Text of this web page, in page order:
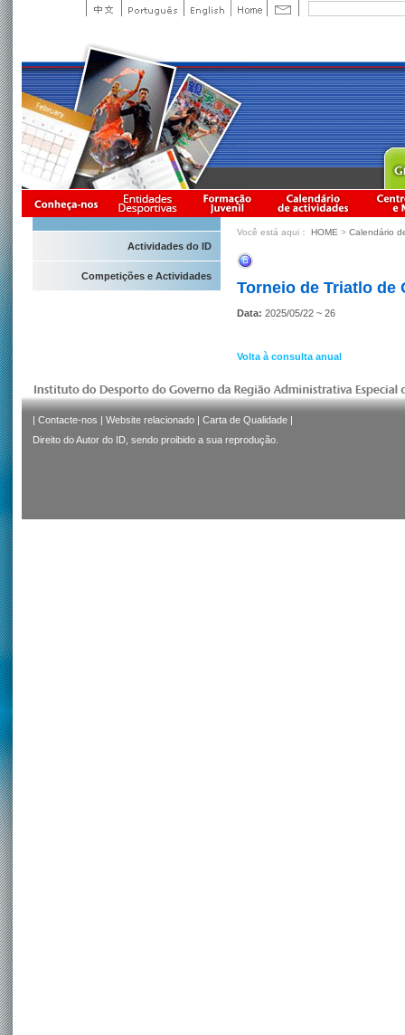
Actividades do ID
Competições e Actividades
Você está aqui： HOME > Calendário
Torneio de Triatlo de
Data: 2025/05/22 ~ 26
Volta à consulta anual
| Contacte-nos | Website relacionado | Carta de Qualidade |
Direito do Autor do ID, sendo proibido a sua reprodução.